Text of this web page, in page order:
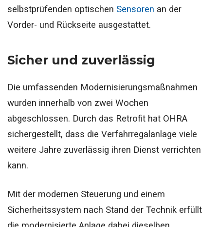
selbstprüfenden optischen Sensoren an der
Vorder- und Rückseite ausgestattet.
Sicher und zuverlässig
Die umfassenden Modernisierungsmaßnahmen
wurden innerhalb von zwei Wochen
abgeschlossen. Durch das Retrofit hat OHRA
sichergestellt, dass die Verfahrregalanlage viele
weitere Jahre zuverlässig ihren Dienst verrichten
kann.
Mit der modernen Steuerung und einem
Sicherheitssystem nach Stand der Technik erfüllt